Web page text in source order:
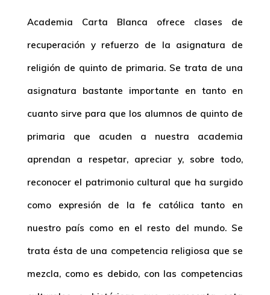
Academia Carta Blanca ofrece clases de
recuperación y refuerzo de la asignatura de
religión de quinto de primaria. Se trata de una
asignatura bastante importante en tanto en
cuanto sirve para que los alumnos de quinto de
primaria que acuden a nuestra academia
aprendan a respetar, apreciar y, sobre todo,
reconocer el patrimonio cultural que ha surgido
como expresión de la fe católica tanto en
nuestro país como en el resto del mundo. Se
trata ésta de una competencia religiosa que se
mezcla, como es debido, con las competencias